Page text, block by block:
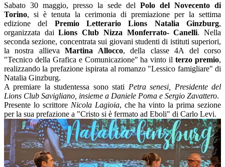
Sabato 30 maggio, presso la sede del Polo del Novecento di
Torino, si è tenuta la cerimonia di premiazione per la settima
edizione del Premio Letterario Lions Natalia Ginzburg,
organizzata daiLions Club Nizza Monferrato- Canelli. Nella
seconda sezione, concentrata sui giovani studenti di istituti superiori,
la nostra allievaMartina Allocco, della classe 4A del corso
"Tecnico della Grafica e Comunicazione" ha vinto ilterzo premio,
realizzando la prefazione ispirata al romanzo "Lessico famigliare" di
Natalia Ginzburg.
A premiare la studentessa sono stati Petra senesi, Presidente del
Lions Club Savigliano, insieme a Daniele Poma e Sergio Zavattero.
Presente lo scrittore Nicola Lagioia, che ha vinto la prima sezione
per la sua prefazione a "Cristo si è fermato ad Eboli" di Carlo Levi.